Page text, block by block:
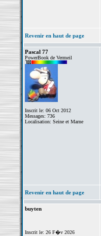
Revenir en haut de page
Pascal 77
PowerBook de Vermeil
Inscrit le: 06 Oct 2012
Messages: 736
Localisation: Seine et Marne
Revenir en haut de page
buyten
Inscrit le: 26 F�v 2026